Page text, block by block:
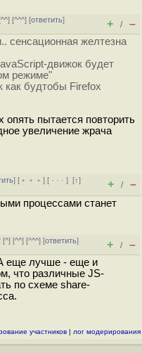
^^] [^^^] [ответить]
+ / –
сенсационная желтезна
движок будет
режиме"
как будтобы Firefox
пытается повторить
увеличение жрача
] [ ﹢﹢﹢] [ · · ·][↑]
+ / –
процессами станет
[^] [^^] [^^^] [ответить]
+ / –
еще лучше - еще и
что различные JS-
по схеме share-
участников | лог модерирования